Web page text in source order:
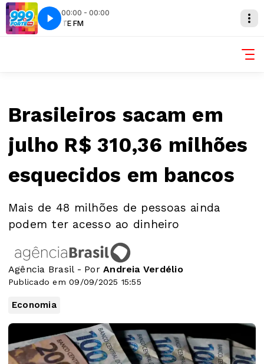
00:00 - 00:00
FORTE FM
Brasileiros sacam em
julho R$ 310,36 milhões
esquecidos em bancos
Mais de 48 milhões de pessoas ainda
podem ter acesso ao dinheiro
Agência Brasil - PorAndreia Verdélio
Publicado em 09/09/2025 15:55
Economia